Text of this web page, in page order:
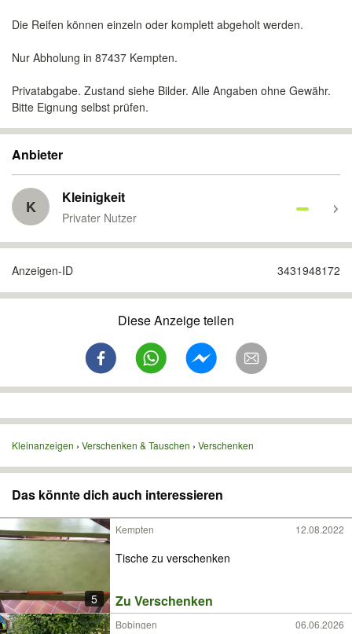
Die Reifen können einzeln oder komplett abgeholt werden.
Nur Abholung in 87437 Kempten.
Privatabgabe. Zustand siehe Bilder. Alle Angaben ohne Gewähr.
Bitte Eignung selbst prüfen.
Anbieter
K Kleinigkeit
Privater Nutzer
Anzeigen-ID 3431948172
Diese Anzeige teilen
Kleinanzeigen Verschenken & Tauschen Verschenken
Das könnte dich auch interessieren
5
Kempten 12.08.2022
Tische zu verschenken
Zu Verschenken
Bobingen 06.06.2026